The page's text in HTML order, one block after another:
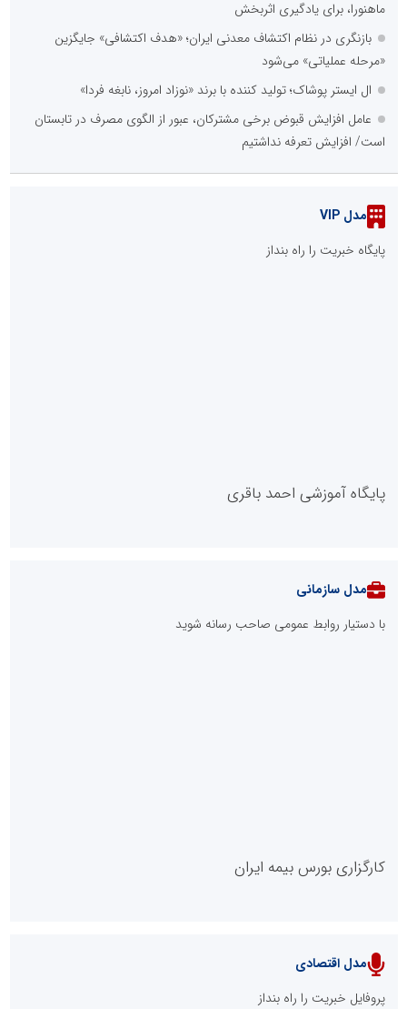
ماهنورا، برای یادگیری اثربخش
بازنگری در نظام اکتشاف معدنی ایران؛ «هدف اکتشافی» جایگزین
«مرحله عملیاتی» می‌شود
ال ایستر پوشاک؛ تولید کننده با برند «نوزاد امروز، نابغه فردا»
عامل افزایش قبوض برخی مشترکان، عبور از الگوی مصرف در تابستان
است/ افزایش تعرفه نداشتیم
مدل VIP
پایگاه خبریت را راه بنداز
پایگاه آموزشی احمد باقری
پایگاه خبری نهضت ملی مسکن
مدل سازمانی
با دستیار روابط عمومی صاحب رسانه شوید
کارگزاری بورس بیمه ایران
مدل اقتصادی
پروفایل خبریت را راه بنداز